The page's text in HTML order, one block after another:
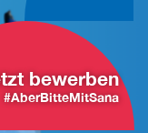
bewerben
#AberBitteMitSana